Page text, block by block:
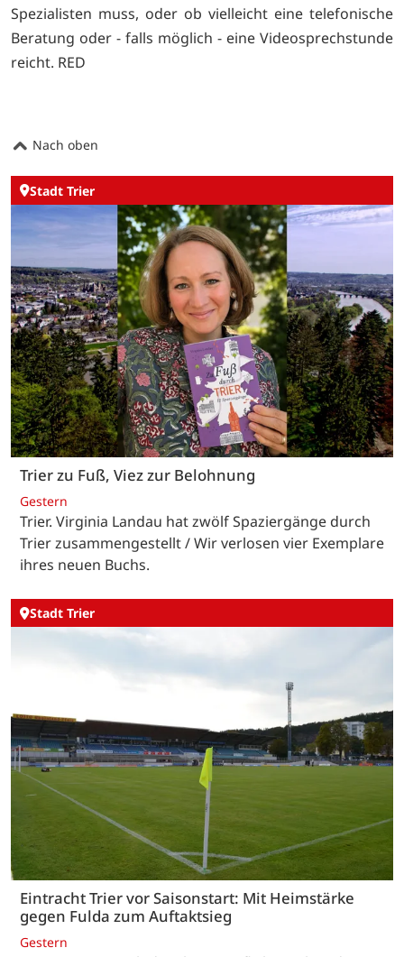
Spezialisten muss, oder ob vielleicht eine telefonische
Beratung oder - falls möglich - eine Videosprechstunde
reicht. RED
Nach oben
Stadt Trier
Trier zu Fuß, Viez zur Belohnung
Gestern
Trier. Virginia Landau hat zwölf Spaziergänge durch
Trier zusammengestellt / Wir verlosen vier Exemplare
ihres neuen Buchs.
Stadt Trier
Eintracht Trier vor Saisonstart: Mit Heimstärke
gegen Fulda zum Auftaktsieg
Gestern